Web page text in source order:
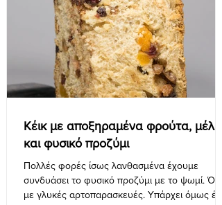
Κέικ με αποξηραμένα φρούτα, μέλι
και φυσικό προζύμι
Πολλές φορές ίσως λανθασμένα έχουμε
συνδυάσει το φυσικό προζύμι με το ψωμί. Όχι
με γλυκές αρτοπαρασκευές. Υπάρχει όμως ένας